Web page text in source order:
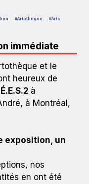
#Artothèque #Arts
sont
à
Montréal, jusqu'au
immédiate
et le
heureux de
à
à Montréal,
exposition, un
nos
en ont été